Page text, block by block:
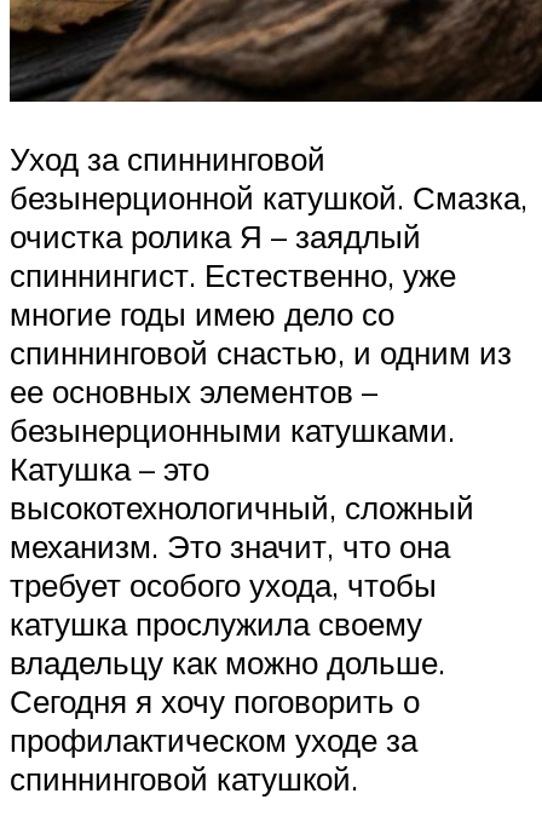
Уход за спиннинговой
безынерционной катушкой. Смазка,
очистка ролика Я – заядлый
спиннингист. Естественно, уже
многие годы имею дело со
спиннинговой снастью, и одним из
ее основных элементов –
безынерционными катушками.
Катушка – это
высокотехнологичный, сложный
механизм. Это значит, что она
требует особого ухода, чтобы
катушка прослужила своему
владельцу как можно дольше.
Сегодня я хочу поговорить о
профилактическом уходе за
спиннинговой катушкой.